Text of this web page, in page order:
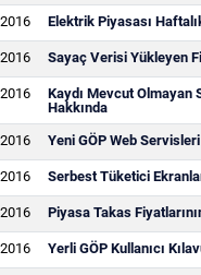
Elektrik Piyasası
Sayaç Verisi Yükleyen
Kaydı Mevcut Olmayan
Hakkında
Yeni GÖP Web
Serbest Tüketici
Piyasa Takas
Yerli GÖP Kullanıcı